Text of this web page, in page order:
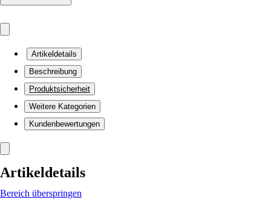
Artikeldetails
Beschreibung
Produktsicherheit
Weitere Kategorien
Kundenbewertungen
Artikeldetails
Bereich überspringen